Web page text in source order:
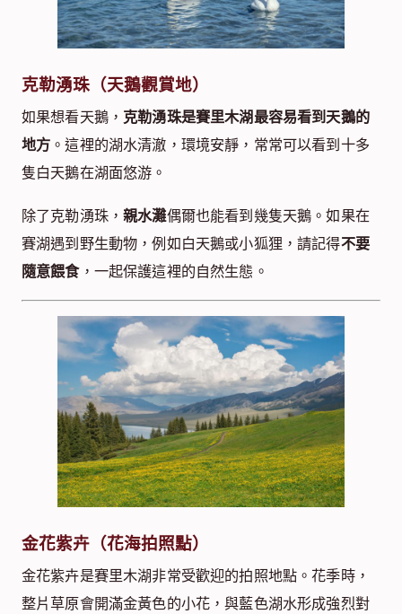
克勒湧珠（天鵝觀賞地）
如果想看天鵝， 克勒湧珠是賽里木湖最容易看到天鵝的
地方 。這裡的湖水清澈，環境安靜，常常可以看到十多
隻白天鵝在湖面悠游。
除了克勒湧珠，親水灘偶爾也能看到幾隻天鵝。如果在
賽湖遇到野生動物，例如白天鵝或小狐狸，請記得不要
隨意餵食，一起保護這裡的自然生態。
金花紫卉（花海拍照點）
金花紫卉是賽里木湖非常受歡迎的拍照地點。花季時，
整片草原會開滿金黃色的小花，與藍色湖水形成強烈對